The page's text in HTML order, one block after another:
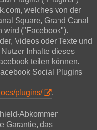
welches von der
Square, Grand Canal
wird ("Facebook").
Videos oder Texte und
Inhalte dieses
teilen können.
Social Plugins
plugins/
.
Abkommen
Garantie, das